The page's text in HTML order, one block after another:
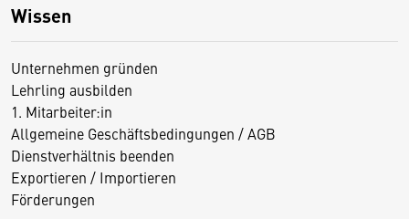
Wissen
Unternehmen gründen
Lehrling ausbilden
1. Mitarbeiter:in
Allgemeine Geschäftsbedingungen / AGB
Dienstverhältnis beenden
Exportieren / Importieren
Förderungen